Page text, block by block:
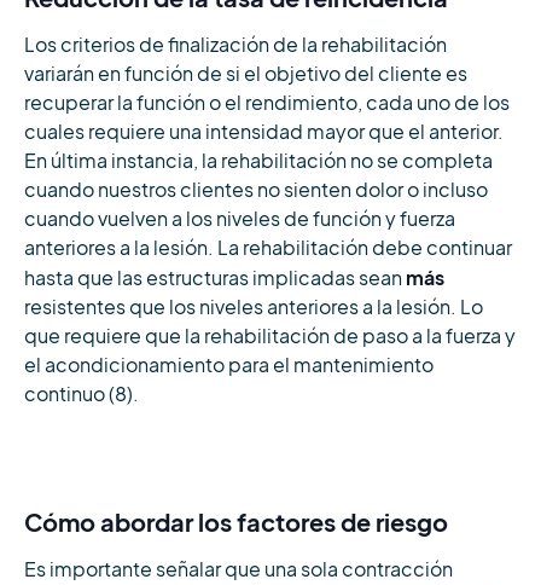
Los criterios de finalización de la rehabilitación
variarán en función de si el objetivo del cliente es
recuperar la función o el rendimiento, cada uno de los
cuales requiere una intensidad mayor que el anterior.
En última instancia, la rehabilitación no se completa
cuando nuestros clientes no sienten dolor o incluso
cuando vuelven a los niveles de función y fuerza
anteriores a la lesión. La rehabilitación debe continuar
hasta que las estructuras implicadas sean más
resistentes que los niveles anteriores a la lesión. Lo
que requiere que la rehabilitación de paso a la fuerza y
el acondicionamiento para el mantenimiento
continuo (8).
Cómo abordar los factores de riesgo
Es importante señalar que una sola contracción